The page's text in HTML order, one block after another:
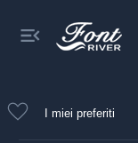
I miei preferiti